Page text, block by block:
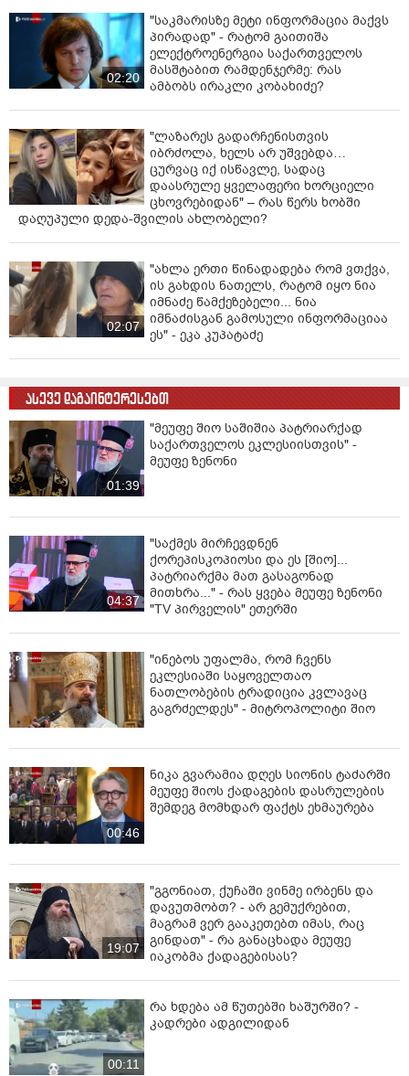
მეორის გზის გაგრძელების. ეს არის გზა
მართლმადიდებელი ეკლესიის ერთგულების,
ღვთისმსახურების, ხალხის სიყვარულის,
ერთსულოვნებაზე ზრუნვის, საქართველოში
ღმერთმა დალოცოს, გააძლიეროს, გაამთლიანოს,
გააძლიეროს სრულიად საქართველო“,-აღნიშნა მეუფე
შიომ.
საქართველოს მართლმადიდებელი ეკლესიის
ყოვლადწმინდა სამების სახელობის საპატრიარქო
ტაძარში გაიმართება.
შეგახსენებთ, წმინდა სინოდმა სამი საპატრიარქო
კანდიდატი გამოარჩია. სინოდის გადაწყვეტილებით,
პატრიარქობის კანდიდატები იქნებიან: საპატრიარქო
მიტროპოლიტი შიო (მუჯირი), ურბნისისა და რუისის
ეპარქიის მიტროპოლიტი იობი და ფოთისა და ხობის
მიტროპოლიტი გრიგოლი.
02:20
"საკმარისზე მეტი ინფორმაცია მაქვს
პირადად" - რატომ გაითიშა
ელექტროენერგია საქართველოს
მასშტაბით რამდენჯერმე: რას
ამბობს ირაკლი კობახიძე?
"ლაზარეს გადარჩენისთვის
იბრძოლა, ხელს არ უშვებდა…
ცურვაც იქ ისწავლე, სადაც
დაასრულე ყველაფერი ხორციელი
ცხოვრებიდან" – რას წერს ხობში
დაღუპული დედა-შვილის ახლობელი?
02:07
"ახლა ერთი წინადადება რომ ვთქვა,
ის გახდის ნათელს, რატომ იყო ნია
იმნაძე წამქეზებელი... ნია
იმნაძისგან გამოსული ინფორმაციაა
ეს" - ეკა კუპატაძე
ასევე დაგაინტერესებთ
01:39
"მეუფე შიო საშიშია პატრიარქად
საქართველოს ეკლესიისთვის" -
მეუფე ზენონი
04:37
"საქმეს მირჩევდნენ
ქორეპისკოპიოსი და ეს [შიო]...
პატრიარქმა მათ გასაგონად
მითხრა..." - რას ყვება მეუფე ზენონი
"TV პირველის" ეთერში
"ინებოს უფალმა, რომ ჩვენს
ეკლესიაში საყოველთაო
ნათლობების ტრადიცია კვლავაც
გაგრძელდეს" - მიტროპოლიტი შიო
00:46
ნიკა გვარამია დღეს სიონის ტაძარში
მეუფე შიოს ქადაგების დასრულების
შემდეგ მომხდარ ფაქტს ეხმაურება
19:07
"გგონიათ, ქუჩაში ვინმე ირბენს და
დავუთმობთ? - არ გემუქრებით,
მაგრამ ვერ გააკეთებთ იმას, რაც
გინდათ" - რა განაცხადა მეუფე
იაკობმა ქადაგებისას?
00:11
რა ხდება ამ წუთებში ხაშურში? -
კადრები ადგილიდან